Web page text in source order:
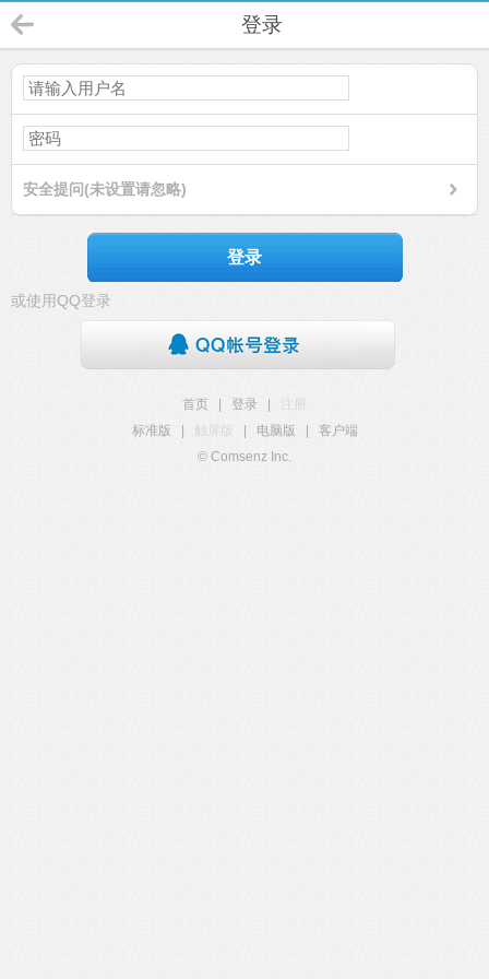
登录
安全提问(未设置请忽略)
登录
或使用QQ登录
首页 登录
注册
标准版
触屏版 电脑版
客户端
© Comsenz Inc.